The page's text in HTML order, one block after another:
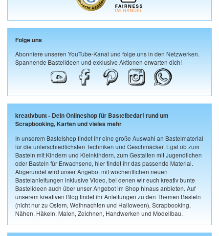
Folge uns
Abonniere unseren YouTube-Kanal und folge uns in den Netzwerken.
Spannende Bastelideen und exklusive Aktionen erwarten dich!
kreativbunt - Dein Onlineshop für Bastelbedarf rund um
Scrapbooking, Karten und vieles mehr
In unserem Bastelshop findet ihr eine große Auswahl an Bastelmaterial
für die unterschiedlichsten Techniken und Geschmäcker. Egal ob zum
Basteln mit Kindern und Kleinkindern, zum Gestalten mit Jugendlichen
oder Basteln für Erwachsene, hier findet ihr das passende Material.
Abgerundet wird unser Angebot mit wöchentlichen neuen
Bastelanleitungen inklusive Video, bei denen wir euch kreativ bunte
Bastelideen auch über unser Angebot im Shop hinaus anbieten. Auf
unserem kreativen Blog findet ihr Anleitungen zu den Themen Basteln
(nicht nur zu Ostern, Weihnachten und Halloween), Scrapbooking,
Nähen, Häkeln, Malen, Zeichnen, Handwerken und Modellbau.